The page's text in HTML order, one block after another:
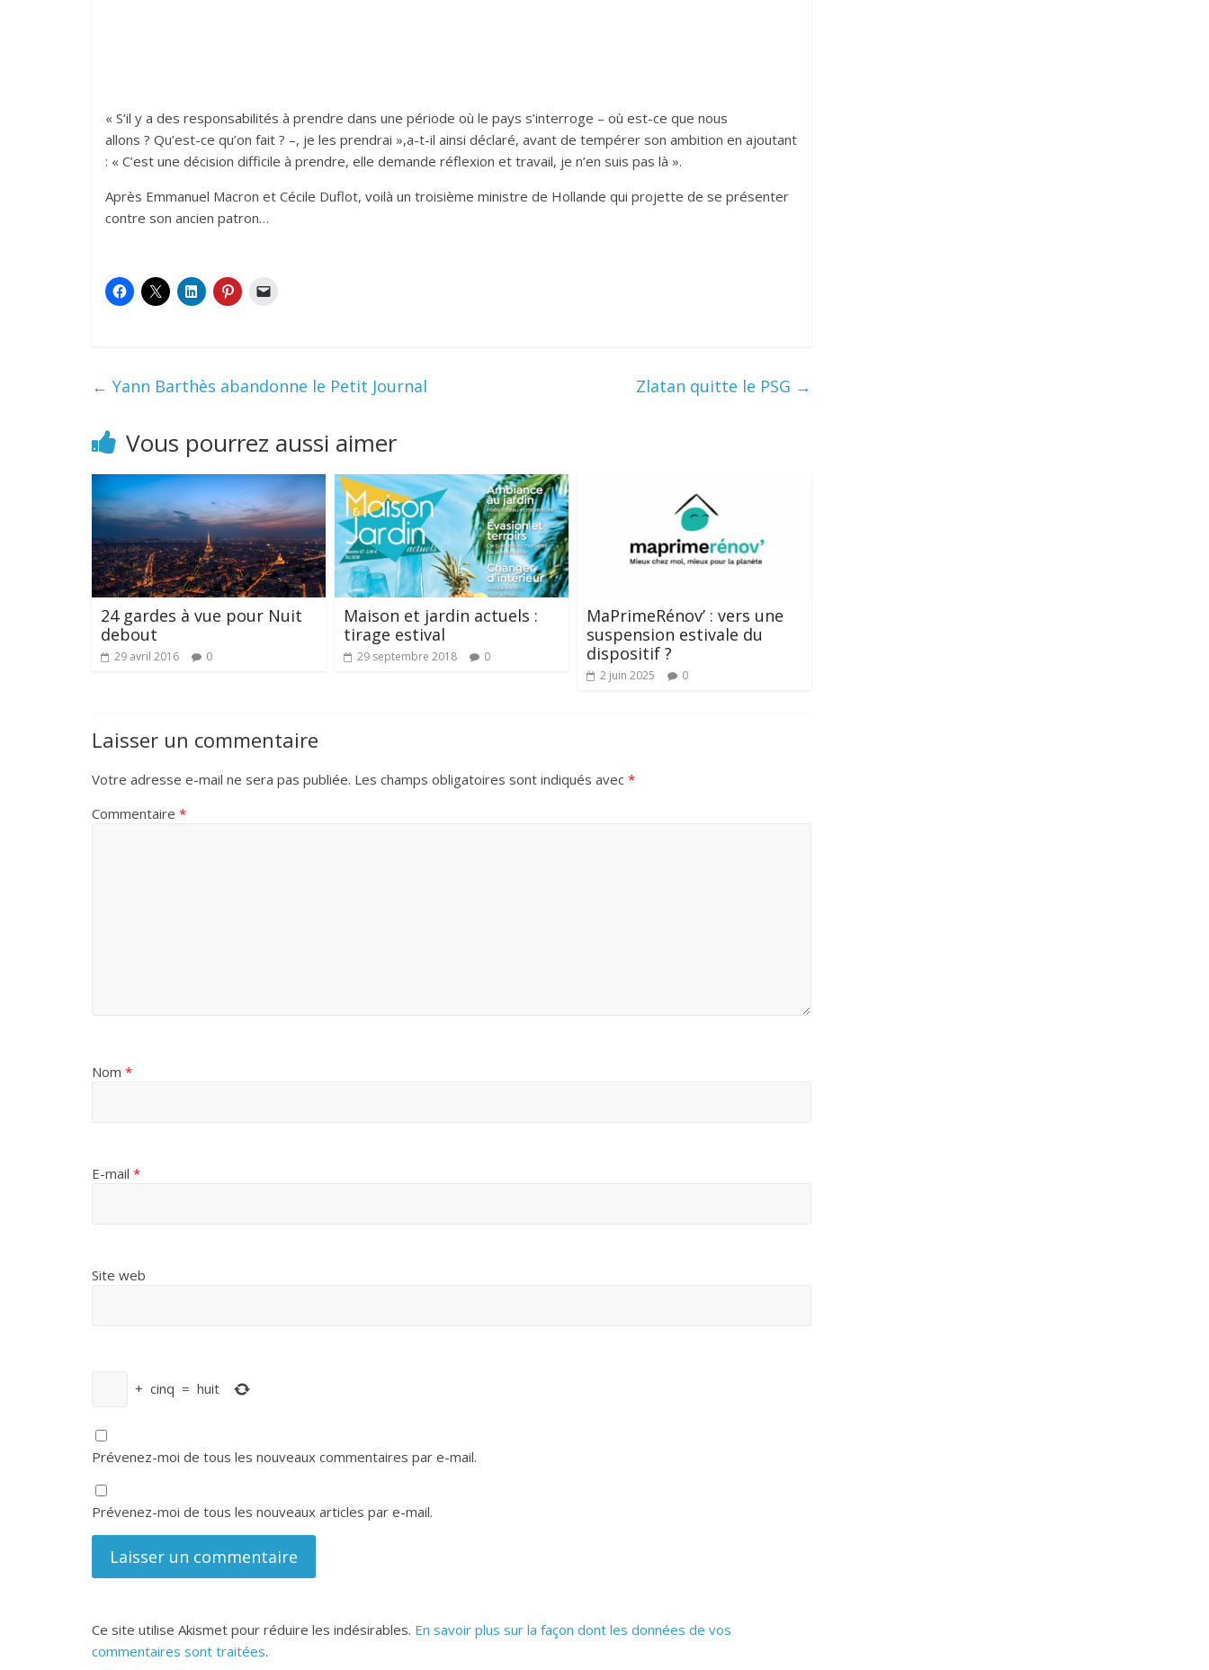
« S’il y a des responsabilités à prendre dans une période où le pays s’interroge – où est-ce que nous
allons ? Qu’est-ce qu’on fait ? –, je les prendrai »,a-t-il ainsi déclaré, avant de tempérer son ambition en ajoutant
: « C’est une décision difficile à prendre, elle demande réflexion et travail, je n’en suis pas là ».
Après Emmanuel Macron et Cécile Duflot, voilà un troisième ministre de Hollande qui projette de se présenter
contre son ancien patron…
← Yann Barthès abandonne le Petit Journal Zlatan quitte le PSG →
Vous pourrez aussi aimer
24 gardes à vue pour Nuit
debout
29 avril 2016 0
Maison et jardin actuels :
tirage estival
29 septembre 2018 0
MaPrimeRénov’ : vers une
suspension estivale du
dispositif ?
2 juin 2025 0
Laisser un commentaire
Votre adresse e-mail ne sera pas publiée. Les champs obligatoires sont indiqués avec *
Commentaire *
Nom *
E-mail *
Site web
+ cinq = huit
Prévenez-moi de tous les nouveaux commentaires par e-mail.
Prévenez-moi de tous les nouveaux articles par e-mail.
Ce site utilise Akismet pour réduire les indésirables. En savoir plus sur la façon dont les données de vos
commentaires sont traitées.